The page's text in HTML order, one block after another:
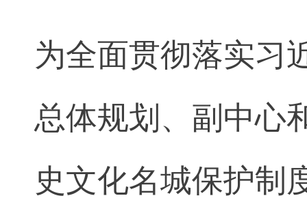
为全面贯彻落实习
总体规划、副中心
史文化名城保护制